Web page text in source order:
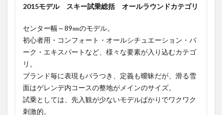
2015モデル スキー試乗総括 オールラウンドカテゴリ
センター幅～89㎜のモデル。
初心者用・コンフォート・オールシチュエーション・パ
ーク・エキスパートなど、様々な要素が入り込むカテゴ
リ。
ブランド毎に表現もバラつき、定義も曖昧だが、滑る雪
面はゲレンデ内コースの整地がメインのサイズ。
試乗としては、先入観が少ないモデルばかりでワクワク
刺激的。